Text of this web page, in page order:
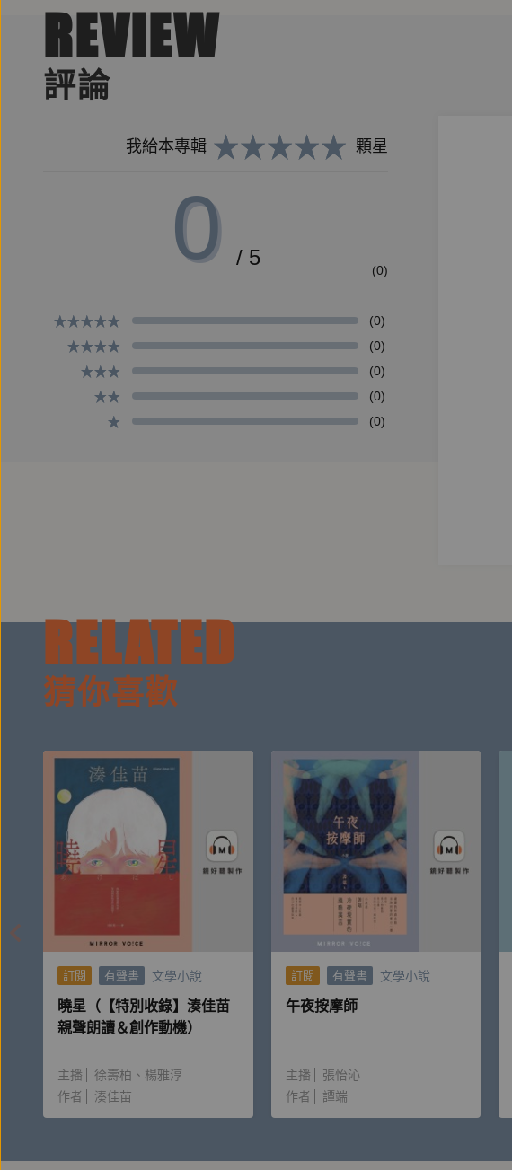
REVIEW
評論
我給本專輯 顆星
0 / 5
(0)
(0)
(0)
(0)
(0)
(0)
RELATED
猜你喜歡
訂閱 有聲書 文學小說
曉星（【特別收錄】湊佳苗
親聲朗讀＆創作動機）
主播 徐壽柏
楊雅淳
作者
湊佳苗
訂閱 有聲書 文學小說
午夜按摩師
主播
張怡沁
作者
譚端